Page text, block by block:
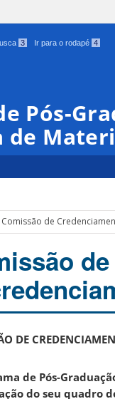
3 Ir para o rodapé 4
Pós-
de
Comissão de
DE
de Pós-
do seu quadro